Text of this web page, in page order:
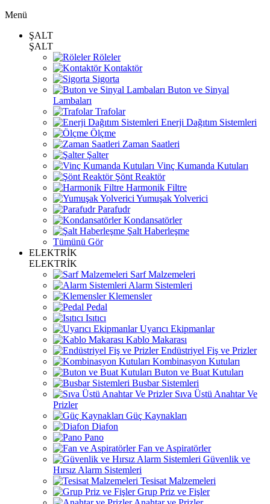
Menü
ŞALT
ŞALT
Röleler
Kontaktör
Sigorta
Buton ve Sinyal
Lambaları
Trafolar
Enerji Dağıtım Sistemleri
Ölçme
Zaman Saatleri
Şalter
Vinç Kumanda Kutuları
Şönt Reaktör
Harmonik Filtre
Yumuşak Yolverici
Parafudr
Kondansatörler
Şalt Haberleşme
Tümünü Gör
ELEKTRİK
ELEKTRİK
Sarf Malzemeleri
Alarm Sistemleri
Klemensler
Pedal
Isıtıcı
Uyarıcı Ekipmanlar
Kablo Makarası
Endüstriyel Fiş ve Prizler
Kombinasyon Kutuları
Buton ve Buat Kutuları
Busbar Sistemleri
Sıva Üstü Anahtar Ve
Prizler
Güç Kaynakları
Diafon
Pano
Fan ve Aspiratörler
Güvenlik ve
Hırsız Alarm Sistemleri
Tesisat Malzemeleri
Grup Priz ve Fişler